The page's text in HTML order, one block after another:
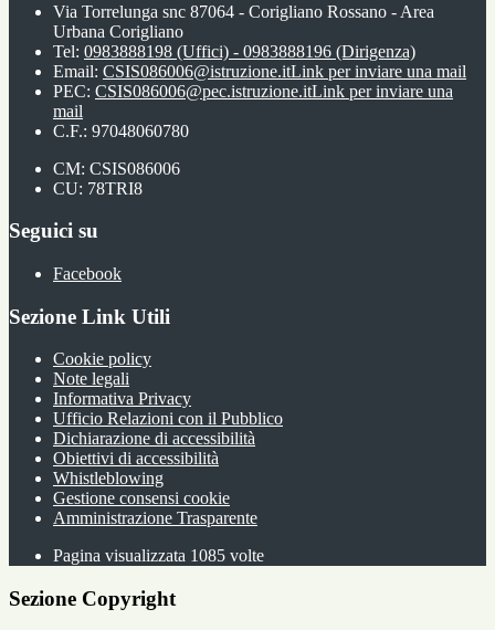
Via Torrelunga snc 87064 - Corigliano Rossano - Area
Urbana Corigliano
Tel: 0983888198 (Uffici) - 0983888196 (Dirigenza)
Email: CSIS086006@istruzione.itLink per inviare una mail
PEC: CSIS086006@pec.istruzione.itLink per inviare una
mail
C.F.: 97048060780
CM: CSIS086006
CU: 78TRI8
Seguici su
Facebook
Sezione Link Utili
Cookie policy
Note legali
Informativa Privacy
Ufficio Relazioni con il Pubblico
Dichiarazione di accessibilità
Obiettivi di accessibilità
Whistleblowing
Gestione consensi cookie
Amministrazione Trasparente
Pagina visualizzata 1085 volte
Sezione Copyright